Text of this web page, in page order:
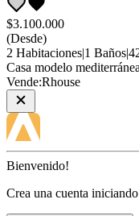
$3.100.000
(Desde)
2 Habitaciones|1 Baños|
Casa modelo
Vende:Rhouse
Bienvenido!
Crea una cuenta